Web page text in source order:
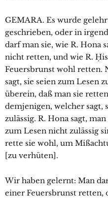
GEMARA. Es wurde
geschrieben, oder in
darf man sie, wie R. Hona
nicht retten, und wie R.
Feuersbrunst wohl retten.
sagt, sie seien zum Lesen
überein, daß man sie
demjenigen, welcher sagt,
zulässig. R. Hona sagt,
zum Lesen nicht zulässig
rette sie wohl, um
[zu verhüten].
Wir haben gelernt: Man
einer Feuersbrunst retten,